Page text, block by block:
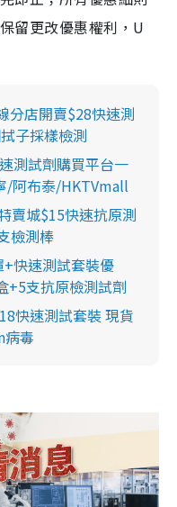
留更改優惠權利，U
分店開賣$28快速測
子採樣檢測
測試劑購買平台一
/阿布泰/HKTVmall
賣城$15快速抗原測
檢測棒
快速測試套裝優
+5支抗原檢測試劑
快速測試套裝 現貨
毒